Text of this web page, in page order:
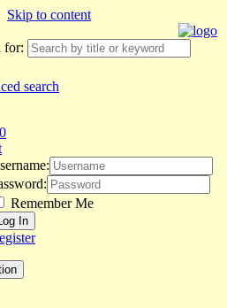
Skip to content
for:
search
0
Remember Me